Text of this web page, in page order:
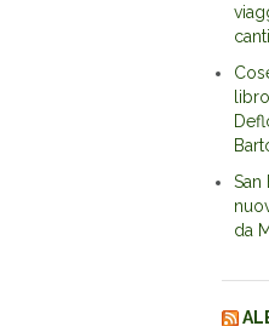
San
da